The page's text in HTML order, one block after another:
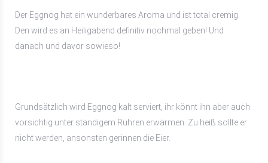
Der Eggnog hat ein wunderbares Aroma und ist total cremig.
Den wird es an Heiligabend definitiv nochmal geben! Und
danach und davor sowieso!
Grundsätzlich wird Eggnog kalt serviert, ihr könnt ihn aber auch
vorsichtig unter ständigem Rühren erwärmen. Zu heiß sollte er
nicht werden, ansonsten gerinnen die Eier.